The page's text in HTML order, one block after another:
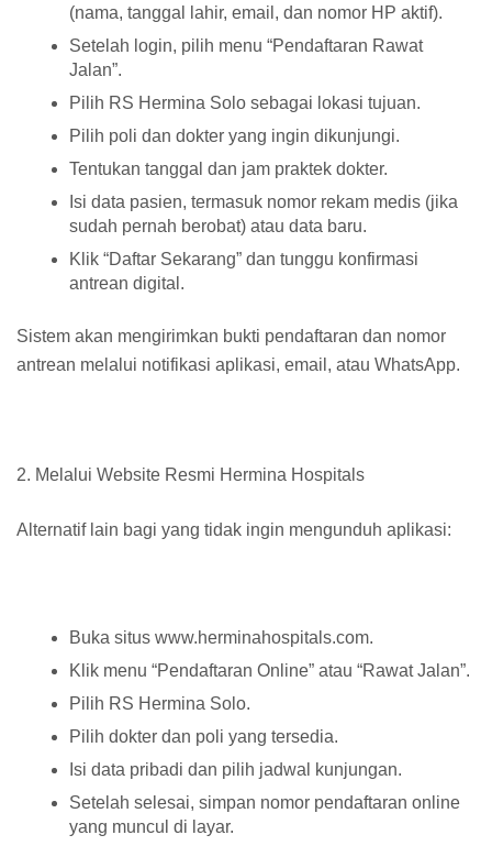
(nama, tanggal lahir, email, dan nomor HP aktif).
Setelah login, pilih menu “Pendaftaran Rawat
Jalan”.
Pilih RS Hermina Solo sebagai lokasi tujuan.
Pilih poli dan dokter yang ingin dikunjungi.
Tentukan tanggal dan jam praktek dokter.
Isi data pasien, termasuk nomor rekam medis (jika
sudah pernah berobat) atau data baru.
Klik “Daftar Sekarang” dan tunggu konfirmasi
antrean digital.
Sistem akan mengirimkan bukti pendaftaran dan nomor
antrean melalui notifikasi aplikasi, email, atau WhatsApp.
2. Melalui Website Resmi Hermina Hospitals
Alternatif lain bagi yang tidak ingin mengunduh aplikasi:
Buka situs www.herminahospitals.com.
Klik menu “Pendaftaran Online” atau “Rawat Jalan”.
Pilih RS Hermina Solo.
Pilih dokter dan poli yang tersedia.
Isi data pribadi dan pilih jadwal kunjungan.
Setelah selesai, simpan nomor pendaftaran online
yang muncul di layar.